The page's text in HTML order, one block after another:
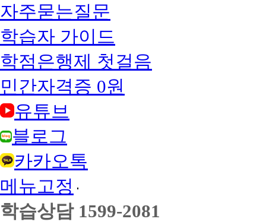
자주묻는질문
학습자 가이드
학점은행제 첫걸음
민간자격증 0원
유튜브
블로그
카카오톡
메뉴고정
학습상담 1599-2081